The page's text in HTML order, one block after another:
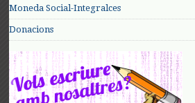
Moneda Social-Integralces
Donacions